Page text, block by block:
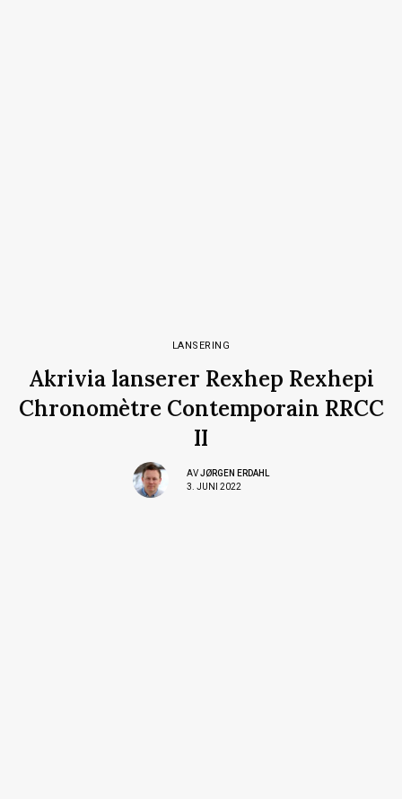
LANSERING
Akrivia lanserer Rexhep Rexhepi
Chronomètre Contemporain RRCC
II
AVJØRGEN ERDAHL
3. JUNI 2022